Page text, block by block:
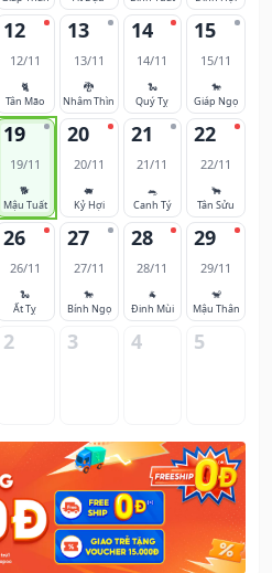
12
12/11
🐈
Tân Mão
13
13/11
🐉
Nhâm Thìn
14
14/11
🐍
Quý Tỵ
15
15/11
🐎
Giáp Ngọ
19
19/11
🐕
Mậu Tuất
20
20/11
🐖
Kỷ Hợi
21
21/11
🐀
Canh Tý
22
22/11
🐂
Tân Sửu
26
26/11
🐍
Ất Tỵ
27
27/11
🐎
Bính Ngọ
28
28/11
🐐
Đinh Mùi
29
29/11
🐒
Mậu Thân
2 3 4 5